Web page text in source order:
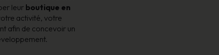
leur boutique en
activité, votre
afin de concevoir un